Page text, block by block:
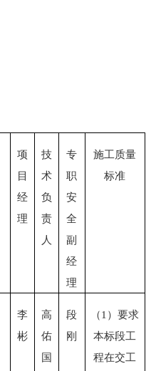
项
目
经
理
技
术
负
责
人
专
职
安
全
副
经
理
施工质量
标准
李
彬
高
佑
国
段
刚
（1）要求
本标段工
程在交工